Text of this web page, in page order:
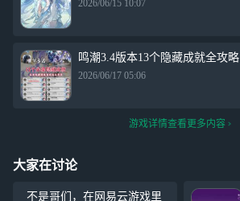
2026/06/15 10:07
鸣潮3.4版本13个隐藏成就全攻略
2026/06/17 05:06
游戏详情查看更多内容
大家在讨论
不是哥们，在网易云游戏里